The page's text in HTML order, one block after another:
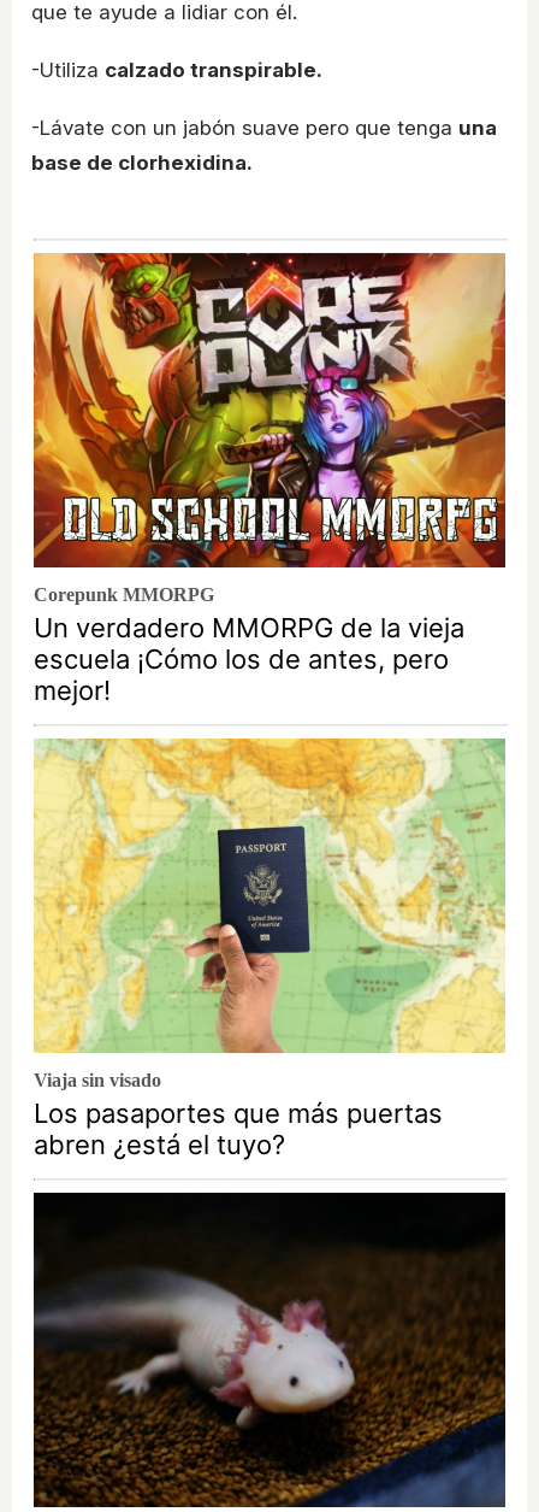
que te ayude a lidiar con él.
-Utiliza calzado transpirable.
-Lávate con un jabón suave pero que tenga una
base de clorhexidina.
Corepunk MMORPG
Un verdadero MMORPG de la vieja
escuela ¡Cómo los de antes, pero
mejor!
Viaja sin visado
Los pasaportes que más puertas
abren ¿está el tuyo?